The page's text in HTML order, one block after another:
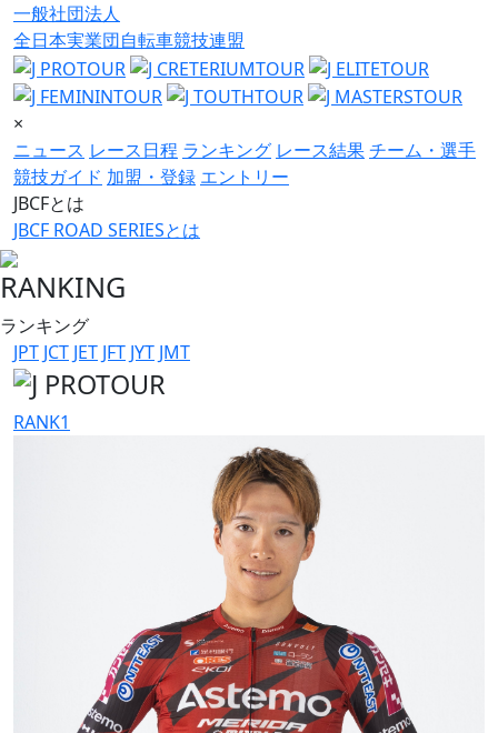
一般社団法人
全日本実業団自転車競技連盟
×
ニュース レース日程 ランキング レース結果チーム・選手
競技ガイド 加盟・登録 エントリー
JBCFとは
JBCF ROAD SERIESとは
RANKING
ランキング
JPT JCT JET JFT JYT JMT
RANK1